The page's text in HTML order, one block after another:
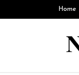
Home